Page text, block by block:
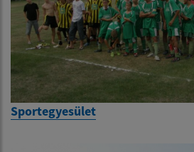
Sportegyesület